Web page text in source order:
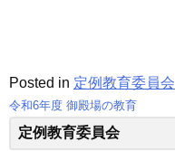
Posted in 定例教育委員会
投
令和6年度 御殿場の教育
定例教育委員会